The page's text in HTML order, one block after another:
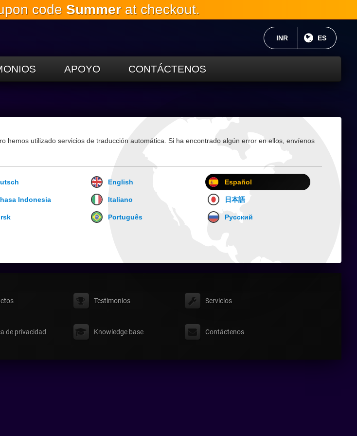
al
code Summerat checkout.
IDIOMA
ES
MONEDA ACTUAL:
INR
APOYO CONTÁCTENOS
hemos utilizado servicios de traducción automática. Si ha encontrado algún error en ellos, envíenos
English Español
Indonesia Italiano 日本語
Português Русский
Testimonios Servicios
de privacidad Knowledge base Contáctenos